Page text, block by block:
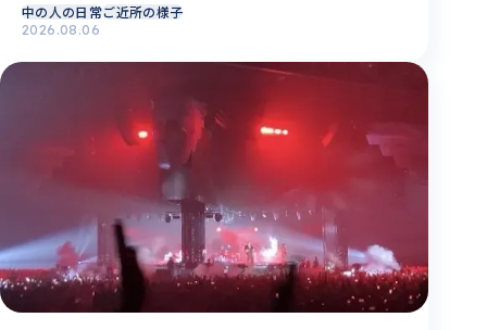
中の人の日常ご近所の様子
2026.08.06